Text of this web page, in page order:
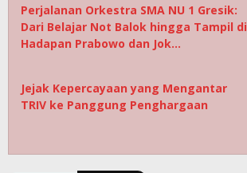
Perjalanan Orkestra SMA NU 1 Gresik:
Dari Belajar Not Balok hingga Tampil di
Hadapan Prabowo dan Jok…
Jejak Kepercayaan yang Mengantar
TRIV ke Panggung Penghargaan